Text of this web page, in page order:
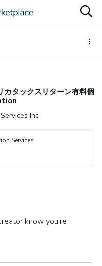
カタックスリターン有料個
Inc
Services
know you're